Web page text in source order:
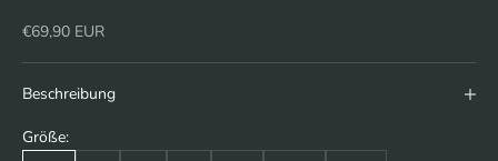
Angebot
€69,90 EUR
Beschreibung
Größe: